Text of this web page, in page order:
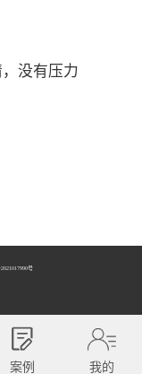
没有压力
号
案例 我的